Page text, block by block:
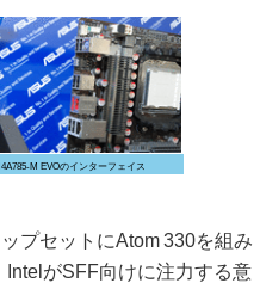
M EVOのインターフェイス
プセットにAtom 330を組み
がSFF向けに注力する意